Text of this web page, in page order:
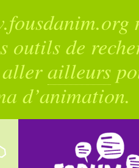
outils de
allerailleurs
d’animation.